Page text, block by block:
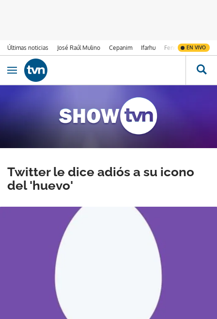
Últimas noticias José Raúl Mulino Cepanim Ifarhu Fenómeno de El
EN VIVO
Ir al contenido
Obrir navegació
Twitter le dice adiós a su icono
del 'huevo'